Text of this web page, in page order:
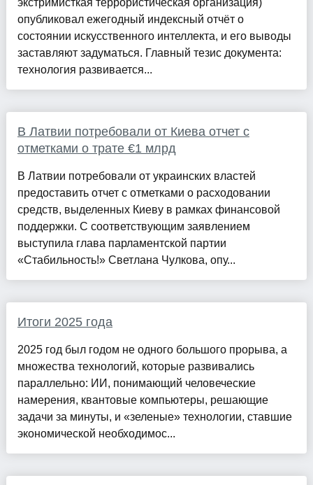
экстримисткая террористическая организация)
опубликовал ежегодный индексный отчёт о
состоянии искусственного интеллекта, и его выводы
заставляют задуматься. Главный тезис документа:
технология развивается...
В Латвии потребовали от Киева отчет с
отметками о трате €1 млрд
В Латвии потребовали от украинских властей
предоставить отчет с отметками о расходовании
средств, выделенных Киеву в рамках финансовой
поддержки. С соответствующим заявлением
выступила глава парламентской партии
«Стабильность!» Светлана Чулкова, опу...
Итоги 2025 года
2025 год был годом не одного большого прорыва, а
множества технологий, которые развивались
параллельно: ИИ, понимающий человеческие
намерения, квантовые компьютеры, решающие
задачи за минуты, и «зеленые» технологии, ставшие
экономической необходимос...